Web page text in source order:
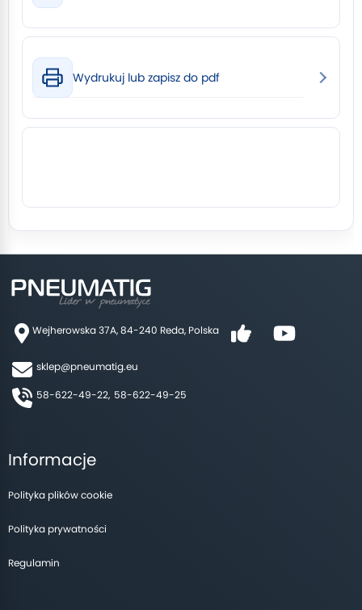
Wydrukuj lub zapisz do pdf
Wejherowska 37A, 84-240 Reda, Polska
sklep@pneumatig.eu
58-622-49-22, 58-622-49-25
Informacje
Polityka plików cookie
Polityka prywatności
Regulamin